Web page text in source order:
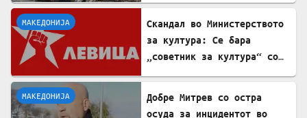
МАКЕДОНИЈА
Скандал во Министерството
за култура: Се бара
„советник за култура“ со
МАКЕДОНИЈА
Добре Митрев со остра
осуда за инцидентот во